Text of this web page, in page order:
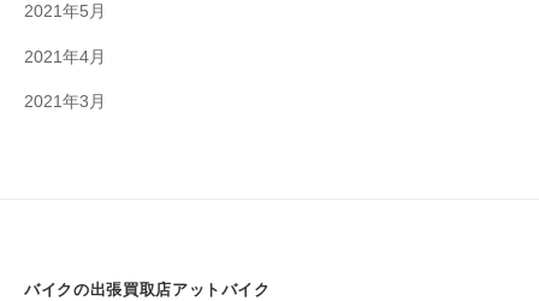
2021年5月
2021年4月
2021年3月
バイクの出張買取店アットバイク